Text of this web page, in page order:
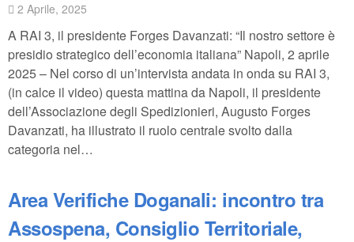
2 Aprile, 2025
A RAI 3, il presidente Forges Davanzati: “Il nostro settore è
presidio strategico dell’economia italiana” Napoli, 2 aprile
2025 – Nel corso di un’intervista andata in onda su RAI 3,
(in calce il video) questa mattina da Napoli, il presidente
dell’Associazione degli Spedizionieri, Augusto Forges
Davanzati, ha illustrato il ruolo centrale svolto dalla
categoria nel…
Area Verifiche Doganali: incontro tra
Assospena, Consiglio Territoriale,